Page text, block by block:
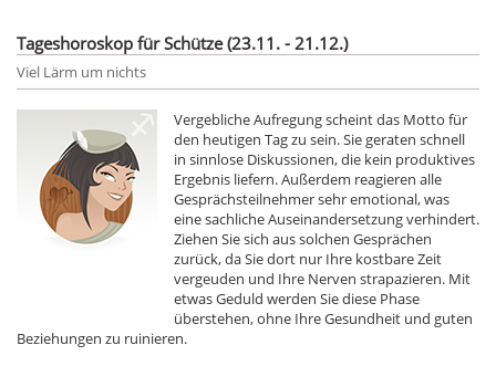
Tageshoroskop für Schütze (23.11. - 21.12.)
Viel Lärm um nichts
Vergebliche Aufregung scheint das Motto für
den heutigen Tag zu sein. Sie geraten schnell
in sinnlose Diskussionen, die kein produktives
Ergebnis liefern. Außerdem reagieren alle
Gesprächsteilnehmer sehr emotional, was
eine sachliche Auseinandersetzung verhindert.
Ziehen Sie sich aus solchen Gesprächen
zurück, da Sie dort nur Ihre kostbare Zeit
vergeuden und Ihre Nerven strapazieren. Mit
etwas Geduld werden Sie diese Phase
überstehen, ohne Ihre Gesundheit und guten
Beziehungen zu ruinieren.